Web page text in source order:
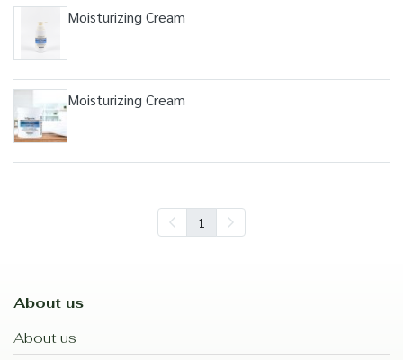
Moisturizing Cream
Moisturizing Cream
1
About us
About us